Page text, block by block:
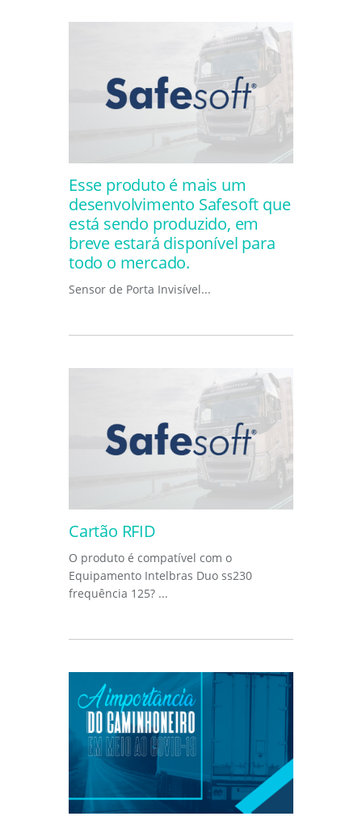
Esse produto é mais um
desenvolvimento Safesoft que
está sendo produzido, em
breve estará disponível para
todo o mercado.
Sensor de Porta Invisível...
Cartão RFID
O produto é compatível com o
Equipamento Intelbras Duo ss230
frequência 125? ...